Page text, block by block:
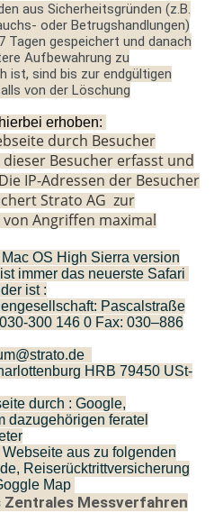
aus Sicherheitsgründen (z.B.
oder Betrugshandlungen)
Tagen gespeichert und danach
Aufbewahrung zu
ist, sind bis zur endgültigen
von der Löschung
erhoben:
durch Besucher
Besucher erfasst und
IP-Adressen der Besucher
Strato AG zur
Angriffen maximal
OS High Sierra version
immer das neuerste Safari
ist :
Pascalstraße
300 146 0 Fax: 030–886
HRB 79450 USt-
durch : Google,
dazugehörigen feratel
aus zu folgenden
Reiserücktrittversicherung
Map
Zentrales Messverfahren